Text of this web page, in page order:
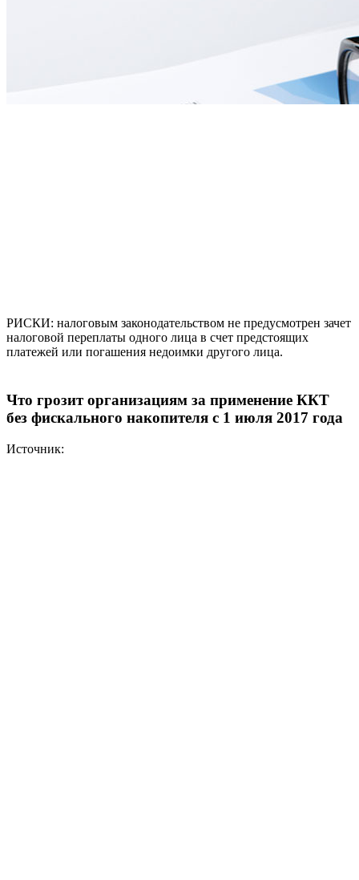
РИСКИ: налоговым законодательством не предусмотрен зачет
налоговой переплаты одного лица в счет предстоящих
платежей или погашения недоимки другого лица.
Что грозит организациям за применение ККТ
без фискального накопителя с 1 июля 2017 года
Источник: